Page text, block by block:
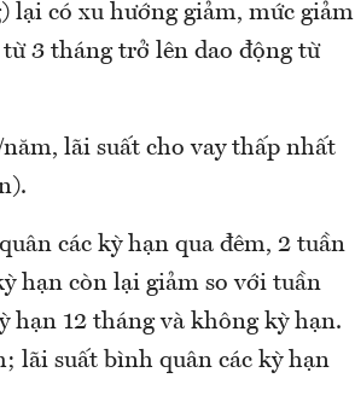
lại có xu hướng giảm, mức giảm
3 tháng trở lên dao động từ
lãi suất cho vay thấp nhất
các kỳ hạn qua đêm, 2 tuần
hạn còn lại giảm so với tuần
12 tháng và không kỳ hạn.
lãi suất bình quân các kỳ hạn